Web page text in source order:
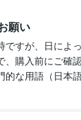
願い
ですが、日によ
購入前にご確
的な用語（日本